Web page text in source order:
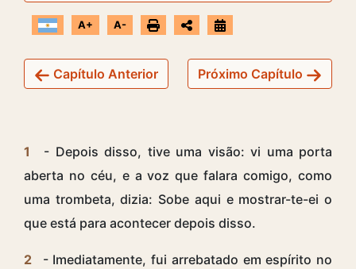
A+ A-
Capítulo Anterior Próximo Capítulo
1
- Depois disso, tive uma visão: vi uma porta
aberta no céu, e a voz que falara comigo, como
uma trombeta, dizia: Sobe aqui e mostrar-te-ei o
que está para acontecer depois disso.
2
- Imediatamente, fui arrebatado em espírito no